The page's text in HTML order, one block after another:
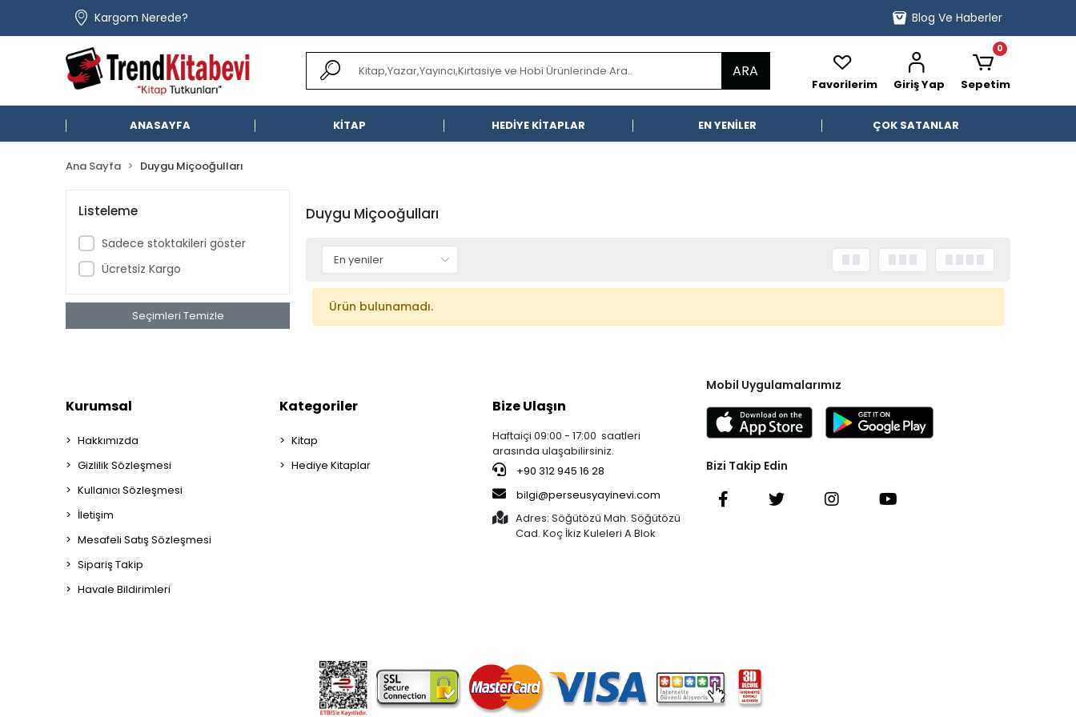
Kargom Nerede? Blog Ve Haberler
ARA
Favorilerim Giriş Yap Sepetim
0
ANASAYFA KİTAP HEDİYE KİTAPLAR EN YENİLER ÇOK SATANLAR
Ana Sayfa Duygu Miçooğulları
Listeleme
Sadece stoktakileri göster
Ücretsiz Kargo
Seçimleri Temizle
Duygu Miçooğulları
Ürün bulunamadı.
Kurumsal
Hakkımızda
Gizlilik Sözleşmesi
Kullanıcı Sözleşmesi
İletişim
Mesafeli Satış Sözleşmesi
Sipariş Takip
Havale Bildirimleri
Kategoriler
Kitap
Hediye Kitaplar
Bize Ulaşın
Haftaiçi 09:00 - 17:00 saatleri
arasında ulaşabilirsiniz.
+90 312 945 16 28
bilgi@perseusyayinevi.com
Adres: Söğütözü Mah. Söğütözü
Cad. Koç İkiz Kuleleri A Blok
Mobil Uygulamalarımız
Bizi Takip Edin